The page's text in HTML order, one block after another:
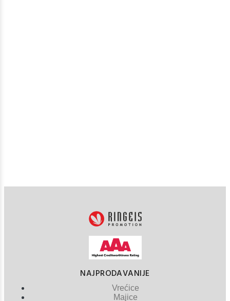
NAJPRODAVANIJE
Vrećice
Majice